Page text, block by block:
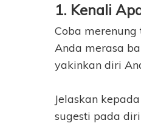
1. Kenali
Coba
Anda merasa
yakinkan diri
Jelaskan
sugesti pada